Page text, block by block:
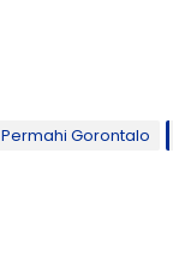
Permahi Gorontalo